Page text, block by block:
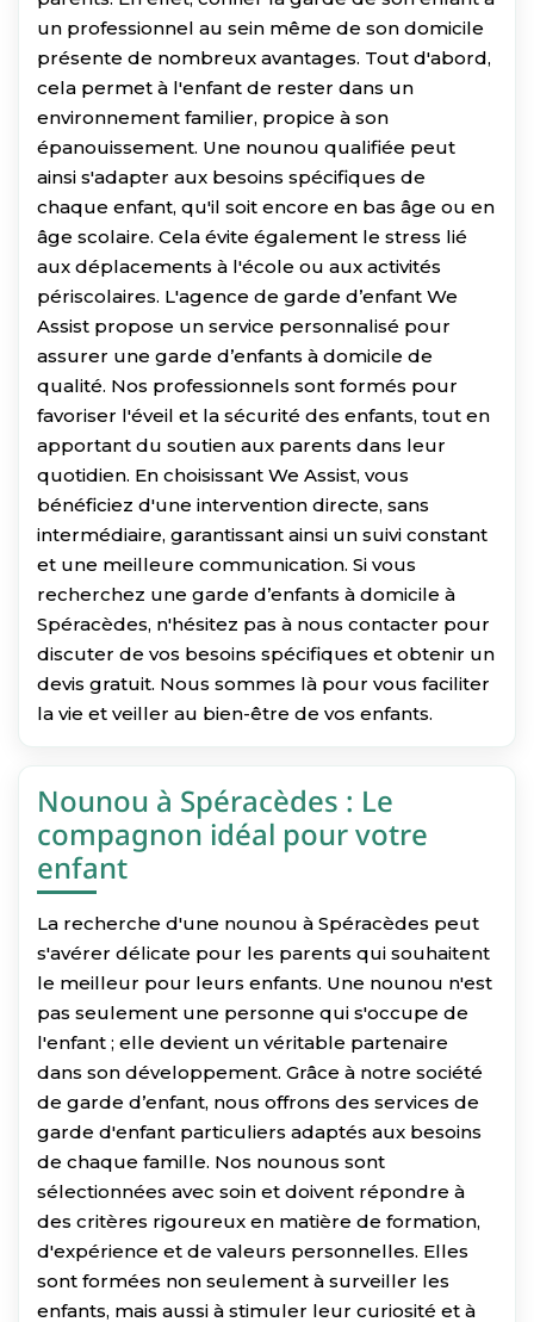
un professionnel au sein même de son domicile
présente de nombreux avantages. Tout d'abord,
cela permet à l'enfant de rester dans un
environnement familier, propice à son
épanouissement. Une nounou qualifiée peut
ainsi s'adapter aux besoins spécifiques de
chaque enfant, qu'il soit encore en bas âge ou en
âge scolaire. Cela évite également le stress lié
aux déplacements à l'école ou aux activités
périscolaires. L'agence de garde d’enfant We
Assist propose un service personnalisé pour
assurer une garde d’enfants à domicile de
qualité. Nos professionnels sont formés pour
favoriser l'éveil et la sécurité des enfants, tout en
apportant du soutien aux parents dans leur
quotidien. En choisissant We Assist, vous
bénéficiez d'une intervention directe, sans
intermédiaire, garantissant ainsi un suivi constant
et une meilleure communication. Si vous
recherchez une garde d’enfants à domicile à
Spéracèdes, n'hésitez pas à nous contacter pour
discuter de vos besoins spécifiques et obtenir un
devis gratuit. Nous sommes là pour vous faciliter
la vie et veiller au bien-être de vos enfants.
Nounou à Spéracèdes : Le
compagnon idéal pour votre
enfant
La recherche d'une nounou à Spéracèdes peut
s'avérer délicate pour les parents qui souhaitent
le meilleur pour leurs enfants. Une nounou n'est
pas seulement une personne qui s'occupe de
l'enfant ; elle devient un véritable partenaire
dans son développement. Grâce à notre société
de garde d’enfant, nous offrons des services de
garde d'enfant particuliers adaptés aux besoins
de chaque famille. Nos nounous sont
sélectionnées avec soin et doivent répondre à
des critères rigoureux en matière de formation,
d'expérience et de valeurs personnelles. Elles
sont formées non seulement à surveiller les
enfants, mais aussi à stimuler leur curiosité et à